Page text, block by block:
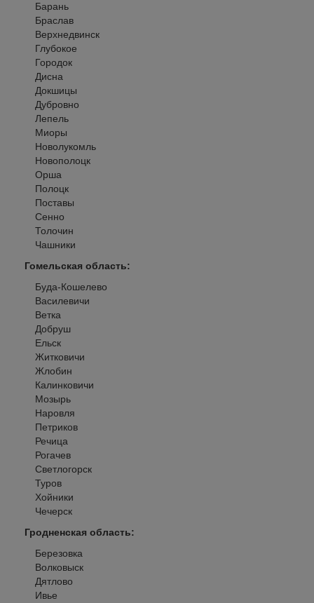
Барань
Браслав
Верхнедвинск
Глубокое
Городок
Дисна
Докшицы
Дубровно
Лепель
Миоры
Новолукомль
Новополоцк
Орша
Полоцк
Поставы
Сенно
Толочин
Чашники
Гомельская область:
Буда-Кошелево
Василевичи
Ветка
Добруш
Ельск
Житковичи
Жлобин
Калинковичи
Мозырь
Наровля
Петриков
Речица
Рогачев
Светлогорск
Туров
Хойники
Чечерск
Гродненская область:
Березовка
Волковыск
Дятлово
Ивье